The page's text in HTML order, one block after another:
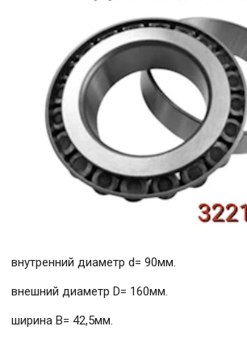
внутренний диаметр d= 90мм.
внешний диаметр D= 160мм.
ширина B= 42,5мм.